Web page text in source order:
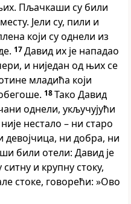
Пљачкаши су били
Јели су, пили и
који су однели из
17Давид их је нападао
и ниједан од њих се
младића који
18Тако Давид
однели, укључујући
нестало – ни старо
девојчица, ни добра, ни
били отели: Давид је
ситну и крупну стоку,
стоке, говорећи: »Ово